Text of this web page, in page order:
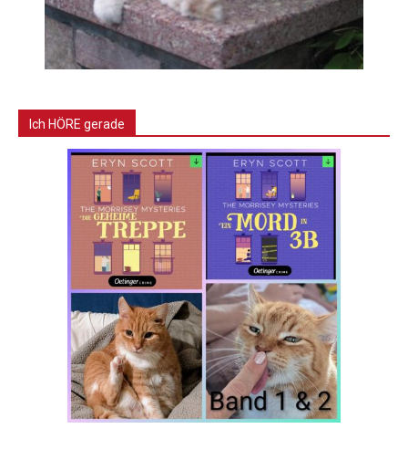
Ich HÖRE gerade